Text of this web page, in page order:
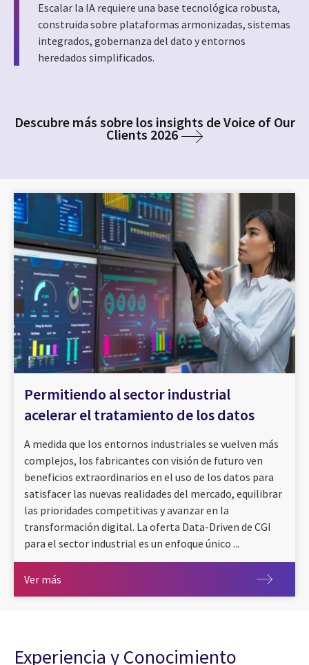
Escalar la IA requiere una base tecnológica robusta,
construida sobre plataformas armonizadas, sistemas
integrados, gobernanza del dato y entornos
heredados simplificados.
Descubre más sobre los insights de Voice of Our
Clients 2026
Permitiendo al sector industrial
acelerar el tratamiento de los datos
A medida que los entornos industriales se vuelven más
complejos, los fabricantes con visión de futuro ven
beneficios extraordinarios en el uso de los datos para
satisfacer las nuevas realidades del mercado, equilibrar
las prioridades competitivas y avanzar en la
transformación digital. La oferta Data-Driven de CGI
para el sector industrial es un enfoque único ...
Ver más
Experiencia y Conocimiento